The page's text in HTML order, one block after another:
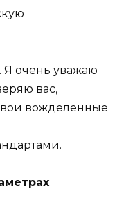
уважаю
Уверяю вас,
вожделенные
полном